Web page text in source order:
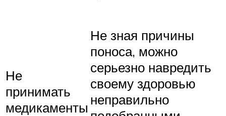
Не
принимать
медикаменты
Не зная причины
поноса, можно
серьезно навредить
своему здоровью
неправильно